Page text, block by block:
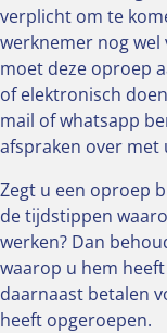
verplicht om te
werknemer nog wel
moet deze oproep
of elektronisch
mail of whatsapp
afspraken over met
Zegt u een oproep
de tijdstippen
werken? Dan
waarop u hem
daarnaast betalen
heeft opgeroepen.